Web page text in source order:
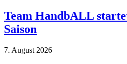
Team HandbALL
Saison
7. August 2026